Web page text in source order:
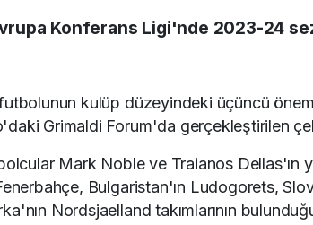
Konferans Ligi'nde 2023-24
kulüp düzeyindeki üçüncü
Grimaldi Forum'da gerçekleştirilen
Mark Noble ve Traianos Dellas'ın
Bulgaristan'ın Ludogorets,
Nordsjaelland takımlarının